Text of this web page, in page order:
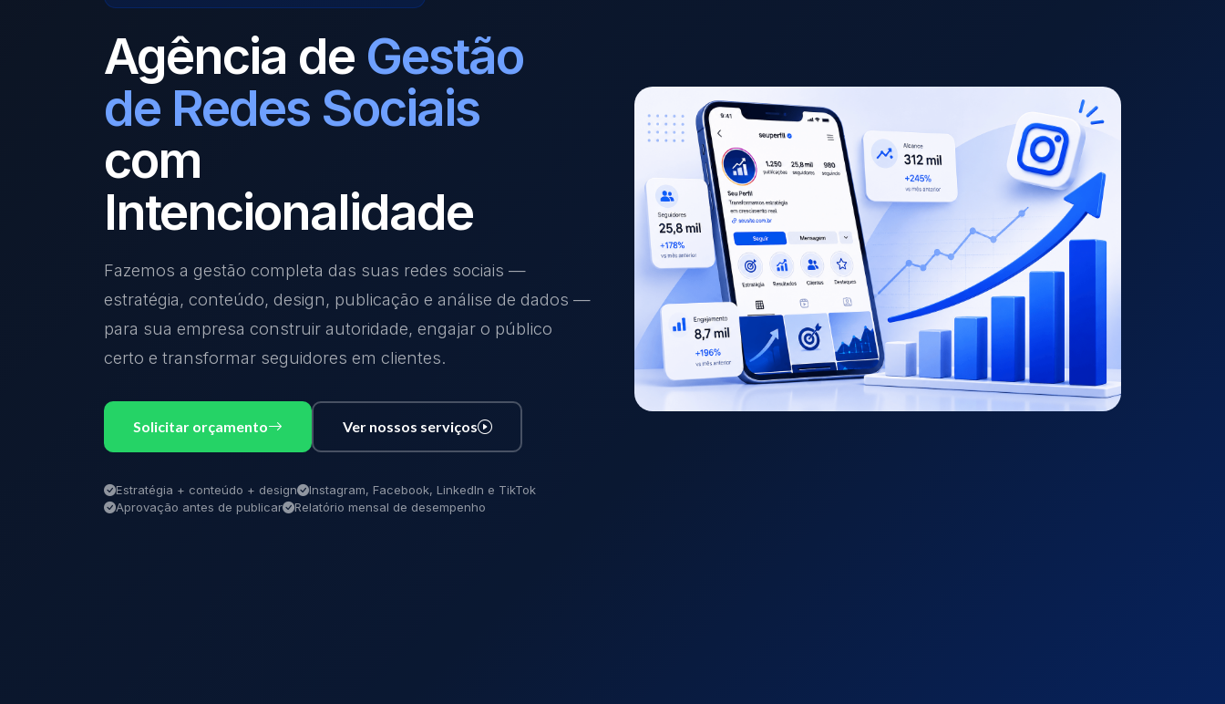
Agência de Gestão
de Redes Sociais
com
Intencionalidade
Fazemos a gestão completa das suas redes sociais —
estratégia, conteúdo, design, publicação e análise de dados —
para sua empresa construir autoridade, engajar o público
certo e transformar seguidores em clientes.
Solicitar orçamento Ver nossos serviços
Estratégia + conteúdo + design
Instagram, Facebook, LinkedIn e TikTok
Aprovação antes de publicar
Relatório mensal de desempenho